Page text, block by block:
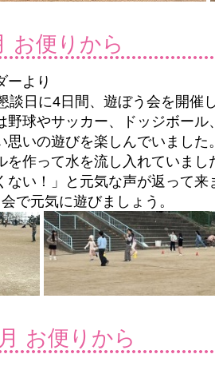
お便りから
ーより
談日に4日間、遊ぼう会を開催
野球やサッカー、ドッジボー
思いの遊びを楽しんでいまし
を作って水を流し入れていま
ない！」と元気な声が返って来
で元気に遊びましょう。
お便りから